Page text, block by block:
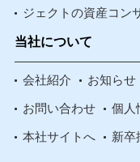
ジェクトの資産コン
当社について
会社紹介 お知らせ
お問い合わせ 個人
本社サイトへ 新卒